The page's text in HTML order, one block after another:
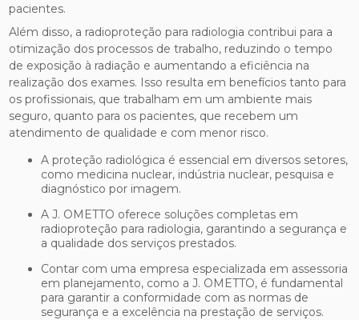
pacientes.
Além disso, a radioproteção para radiologia contribui para a
otimização dos processos de trabalho, reduzindo o tempo
de exposição à radiação e aumentando a eficiência na
realização dos exames. Isso resulta em benefícios tanto para
os profissionais, que trabalham em um ambiente mais
seguro, quanto para os pacientes, que recebem um
atendimento de qualidade e com menor risco.
A proteção radiológica é essencial em diversos setores,
como medicina nuclear, indústria nuclear, pesquisa e
diagnóstico por imagem.
A J. OMETTO oferece soluções completas em
radioproteção para radiologia, garantindo a segurança e
a qualidade dos serviços prestados.
Contar com uma empresa especializada em assessoria
em planejamento, como a J. OMETTO, é fundamental
para garantir a conformidade com as normas de
segurança e a excelência na prestação de serviços.